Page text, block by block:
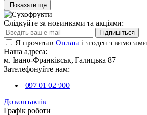
Показати ще
Слідкуйте за новинками та акціями:
Підпишіться
Я прочитав Оплата і згоден з вимогами
Наша адреса:
м. Івано-Франківськ, Галицька 87
Зателефонуйте нам:
097 01 02 900
До контактів
Графік роботи